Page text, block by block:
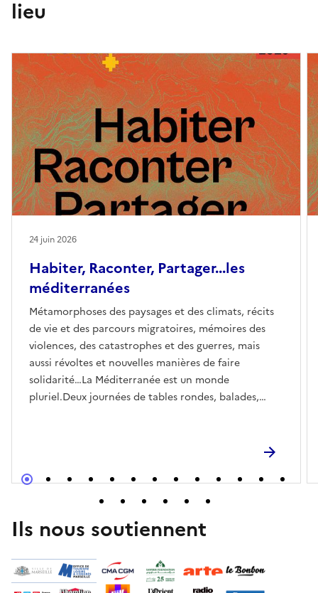
lieu
Habiter, Raconter, Partager...les
méditerranées
Métamorphoses des paysages et des climats, récits
de vie et des parcours migratoires, mémoires des
violences, des catastrophes et des guerres, mais
aussi révoltes et nouvelles manières de faire
solidarité…La Méditerranée est un monde
pluriel.Deux journées de tables rondes, balades,
partager ce territoire-merL’expérience sensible et
travaux de sociologues, historiens, urbanistes,
anthropologues, architectes et artistes.Entre le
mémoires et de l’histoire, ces journées nous
politiques, environnementaux et sociaux du
présent.S’intéresser aux voix, regards et récits
24 juin 2026
Ils nous soutiennent